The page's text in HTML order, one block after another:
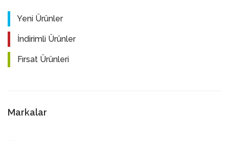
Yeni Ürünler
İndirimli Ürünler
Fırsat Ürünleri
Markalar